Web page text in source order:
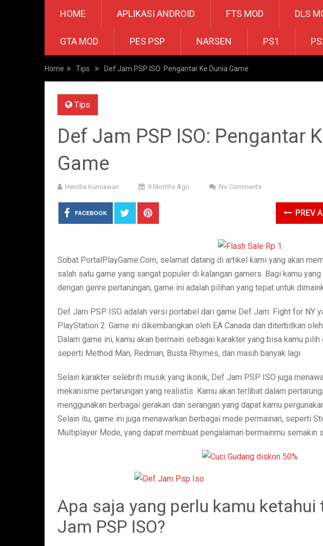
HOME APLIKASI ANDROID FTS MOD DLS
GTA MOD PES PSP NARSEN PS1
Home Tips Def Jam PSP ISO: Pengantar Ke Dunia Game
Tips
Def Jam PSP ISO: Pengantar
Game
Hendra Kurniawan 9 Months Ago No Comments
FACEBOOK PREV
Sobat PortalPlayGame.Com, selamat datang di artikel kami yang akan
salah satu game yang sangat populer di kalangan gamers. Bagi kamu
dengan genre pertarungan, game ini adalah pilihan yang tepat untuk
Def Jam PSP ISO adalah versi portabel dari game Def Jam: Fight for NY
PlayStation 2. Game ini dikembangkan oleh EA Canada dan diterbitkan
Dalam game ini, kamu akan bermain sebagai karakter yang bisa kamu
seperti Method Man, Redman, Busta Rhymes, dan masih banyak lagi.
Selain karakter selebriti musik yang ikonik, Def Jam PSP ISO juga
mekanisme pertarungan yang realistis. Kamu akan terlibat dalam
menggunakan berbagai gerakan dan serangan yang dapat kamu
Selain itu, game ini juga menawarkan berbagai mode permainan, seperti
Multiplayer Mode, yang dapat membuat pengalaman bermainmu semakin
Apa saja yang perlu kamu ketahui
Jam PSP ISO?